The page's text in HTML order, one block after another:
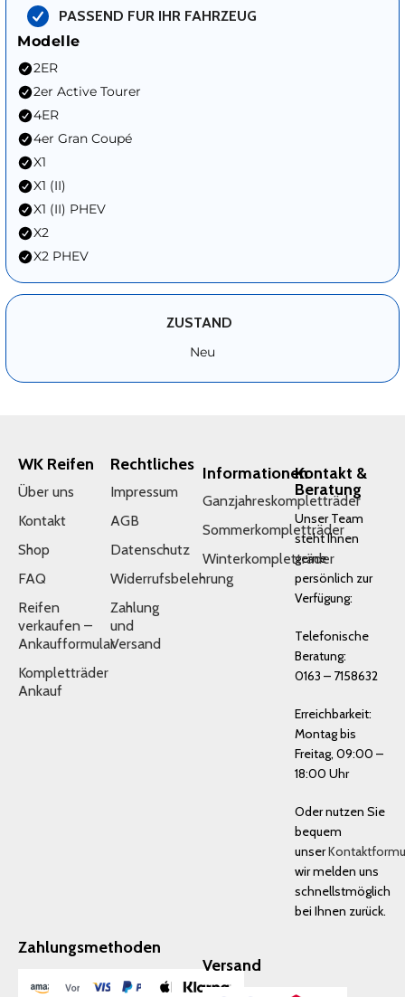
PASSEND FUR IHR FAHRZEUG
Modelle
2ER
2er Active Tourer
4ER
4er Gran Coupé
X1
X1 (II)
X1 (II) PHEV
X2
X2 PHEV
ZUSTAND
Neu
WK Reifen
Über uns
Kontakt
Shop
FAQ
Reifen
verkaufen –
Ankaufformular
Kompletträder
Ankauf
Rechtliches
Impressum
AGB
Datenschutz
Widerrufsbelehrung
Zahlung
und
Versand
Informationen
Ganzjahreskompletträder
Sommerkompletträder
Winterkompletträder
Kontakt &
Beratung
Unser Team
steht Ihnen
gerne
persönlich zur
Verfügung:
Telefonische
Beratung:
0163 – 7158632
Erreichbarkeit:
Montag bis
Freitag, 09:00 –
18:00 Uhr
Oder nutzen Sie
bequem
unser
wir melden uns
schnellstmöglich
bei Ihnen zurück.
Zahlungsmethoden
Versand